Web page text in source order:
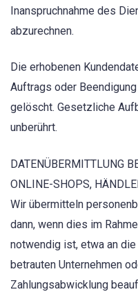
Inanspruchnahme des
abzurechnen.
Die erhobenen
Auftrags oder
gelöscht. Gesetzliche
unberührt.
DATENÜBERMITTLUNG
ONLINE-SHOPS,
Wir übermitteln
dann, wenn dies im
notwendig ist, etwa an
betrauten Unternehmen
Zahlungsabwicklung